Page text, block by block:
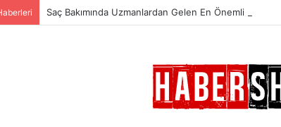
Saç Bakımında Uzmanlardan Gelen En Önemli İpuçları